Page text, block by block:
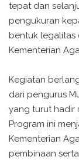
tepat dan
pengukuran
bentuk legalitas
Kementerian
Kegiatan
dari pengurus
yang turut hadir
Program ini
Kementerian
pembinaan